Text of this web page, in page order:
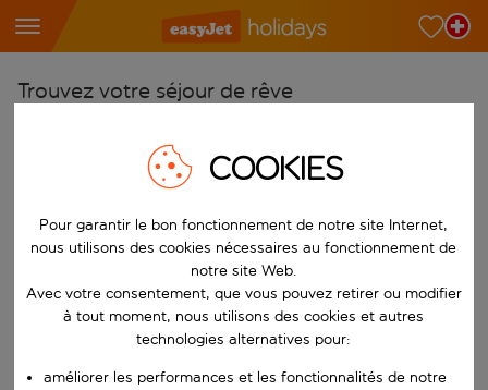
Trouvez votre séjour de rêve
Choisissez votre aéroport
Commencez à taper pour la saisie automatique. Lorsque les
Choisissez votre destination
Vers
Choisissez vos dates
Quand
COOKIES
Pour garantir le bon fonctionnement de notre site Internet,
nous utilisons des cookies nécessaires au fonctionnement de
notre site Web.
Avec votre consentement, que vous pouvez retirer ou modifier
à tout moment, nous utilisons des cookies et autres
technologies alternatives pour:
améliorer les performances et les fonctionnalités de notre